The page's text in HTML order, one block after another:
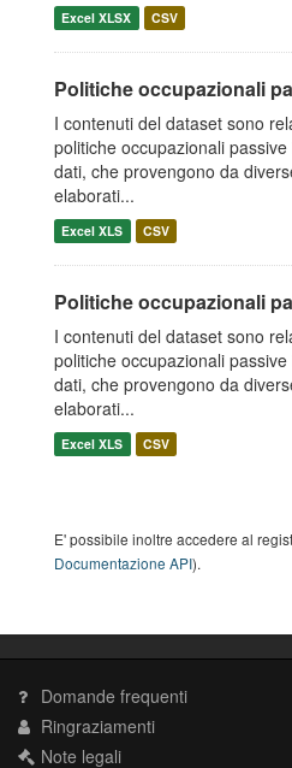
Excel XLSX CSV
Politiche occupazionali
I contenuti del dataset sono
politiche occupazionali
dati, che provengono da
elaborati...
Excel XLS CSV
Politiche occupazionali
I contenuti del dataset sono
politiche occupazionali
dati, che provengono da
elaborati...
Excel XLS CSV
E' possibile inoltre accedere al
Documentazione API).
Domande frequenti
Ringraziamenti
Note legali